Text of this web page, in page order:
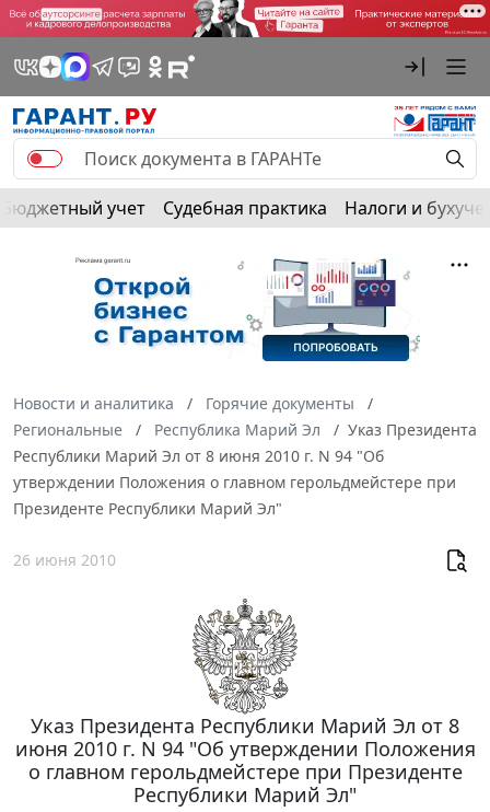
Бюджетный учет Судебная практика Налоги и
Новости и аналитика
Горячие документы
Региональные
Республика Марий Эл
Указ Президента
Республики Марий Эл от 8 июня 2010 г. N 94 "Об
утверждении Положения о главном герольдмейстере при
Президенте Республики Марий Эл"
26 июня 2010
Указ Президента Республики Марий Эл от 8
июня 2010 г. N 94 "Об утверждении Положения
о главном герольдмейстере при Президенте
Республики Марий Эл"